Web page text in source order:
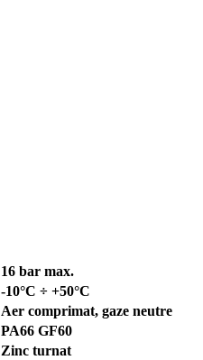
16 bar max.
-10°C ÷ +50°C
Aer comprimat, gaze neutre
PA66 GF60
Zinc turnat